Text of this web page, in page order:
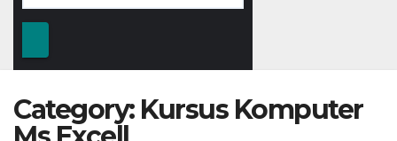
Category: Kursus Komputer